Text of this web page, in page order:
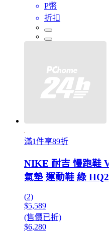
P幣
折扣
滿1件享89折
NIKE 耐吉 慢跑鞋
氣墊 運動鞋 綠
(2)
$5,589
(售價已折)
$6,280